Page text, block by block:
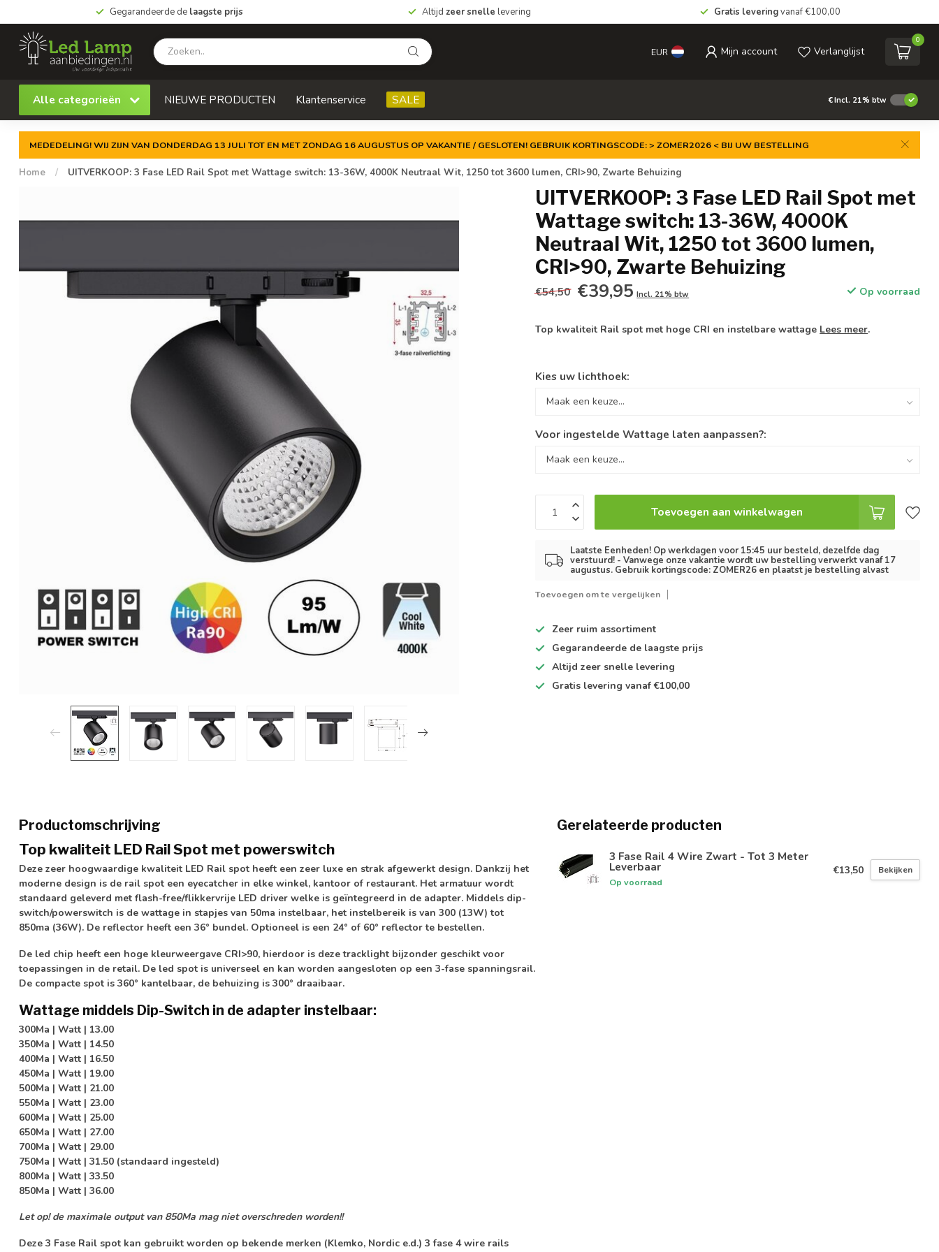
Gegarandeerde de laagste prijs Altijd zeer snelle levering Gratis leveringvanaf €100,00
EUR Mijn account Verlanglijst
0
Alle categorieën NIEUWE PRODUCTEN Klantenservice SALE €Incl. 21% btw
MEDEDELING! WIJ ZIJN VAN DONDERDAG 13 JULI TOT EN MET ZONDAG 16 AUGUSTUS OP VAKANTIE / GESLOTEN! GEBRUIK KORTINGSCODE: > ZOMER2026 < BIJ UW BESTELLING
Home / UITVERKOOP: 3 Fase LED Rail Spot met Wattage switch: 13-36W, 4000K Neutraal Wit, 1250 tot 3600 lumen, CRI>90, Zwarte Behuizing
UITVERKOOP: 3 Fase LED Rail Spot met
Wattage switch: 13-36W, 4000K
Neutraal Wit, 1250 tot 3600 lumen,
CRI>90, Zwarte Behuizing
€54,50 €39,95 Incl. 21% btw Op voorraad
Top kwaliteit Rail spot met hoge CRI en instelbare wattage Lees meer.
Kies uw lichthoek:
Voor ingestelde Wattage laten aanpassen?:
Toevoegen aan winkelwagen
Laatste Eenheden! Op werkdagen voor 15:45 uur besteld, dezelfde dag
verstuurd! - Vanwege onze vakantie wordt uw bestelling verwerkt vanaf 17
augustus. Gebruik kortingscode: ZOMER26 en plaatst je bestelling alvast
Toevoegen om te vergelijken
Zeer ruim assortiment
Gegarandeerde de laagste prijs
Altijdzeer snelle levering
Gratis levering vanaf €100,00
Productomschrijving
Top kwaliteit LED Rail Spot met powerswitch
Deze zeer hoogwaardige kwaliteit LED Rail spot heeft een zeer luxe en strak afgewerkt design. Dankzij het
moderne design is de rail spot een eyecatcher in elke winkel, kantoor of restaurant. Het armatuur wordt
standaard geleverd met flash-free/flikkervrije LED driver welke is geïntegreerd in de adapter. Middels dip-
switch/powerswitch is de wattage in stapjes van 50ma instelbaar, het instelbereik is van 300 (13W) tot
850ma (36W). De reflector heeft een 36° bundel. Optioneel is een 24° of 60° reflector te bestellen.
De led chip heeft een hoge kleurweergave CRI>90, hierdoor is deze tracklight bijzonder geschikt voor
toepassingen in de retail. De led spot is universeel en kan worden aangesloten op een 3-fase spanningsrail.
De compacte spot is 360° kantelbaar, de behuizing is 300° draaibaar.
Wattage middels Dip-Switch in de adapter instelbaar:
300Ma | Watt | 13.00
350Ma | Watt | 14.50
400Ma | Watt | 16.50
450Ma | Watt | 19.00
500Ma | Watt | 21.00
550Ma | Watt | 23.00
600Ma | Watt | 25.00
650Ma | Watt | 27.00
700Ma | Watt | 29.00
750Ma | Watt | 31.50 (standaard ingesteld)
800Ma | Watt | 33.50
850Ma | Watt | 36.00
Let op! de maximale output van 850Ma mag niet overschreden worden!!
Deze 3 Fase Rail spot kan gebruikt worden op bekende merken (Klemko, Nordic e.d.) 3 fase 4 wire rails
Gerelateerde producten
3 Fase Rail 4 Wire Zwart - Tot 3 Meter
Leverbaar
Op voorraad
€13,50 Bekijken